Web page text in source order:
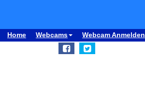
Home Webcams Webcam Anmelden